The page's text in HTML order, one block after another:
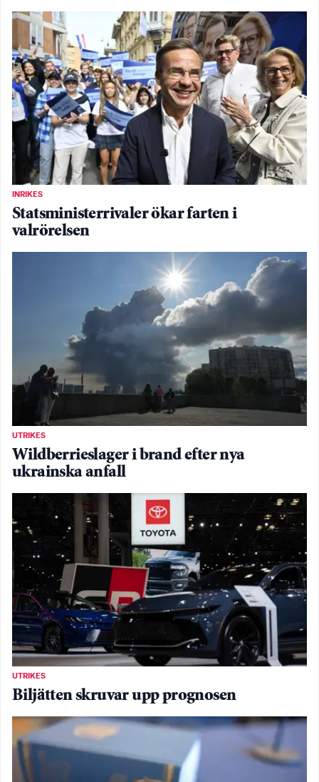
INRIKES
Statsministerrivaler ökar farten i
valrörelsen
UTRIKES
Wildberrieslager i brand efter nya
ukrainska anfall
UTRIKES
Biljätten skruvar upp prognosen